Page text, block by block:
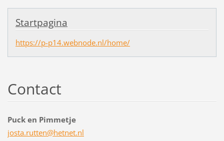
Startpagina
https://p-p14.webnode.nl/home/
Contact
Puck en Pimmetje
josta.rutten@hetnet.nl